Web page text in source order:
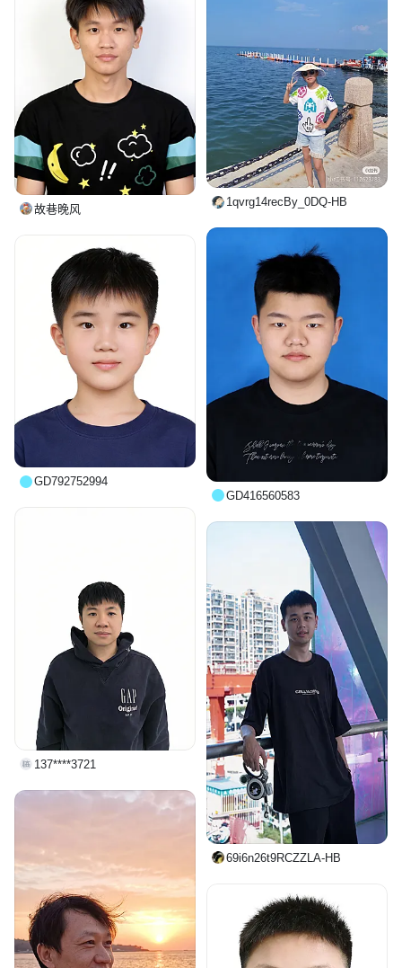
故巷晚风
1qvrg14recBy_0DQ-HB
GD416560583
GD792752994
137****3721
69i6n26t9RCZZLA-HB